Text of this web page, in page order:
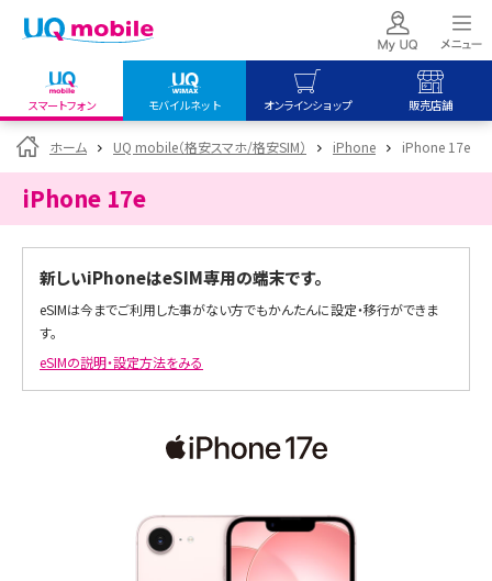
スマートフォン モバイルネット オンラインショップ 販売店舗
my UQ WiMAX
UQ WiMAX ご契約の方
UQ mobile
データチャージサイト
UQ mobile
オンラインショップ
UQ mobile
販売店舗
ホーム UQ mobile（格安スマホ/格安SIM） iPhone iPhone 17e
iPhone 17e
新しいiPhoneはeSIM専用の端末です。
eSIMは今までご利用した事がない方でもかんたんに設定・移行ができま
す。
eSIMの説明・設定方法をみる